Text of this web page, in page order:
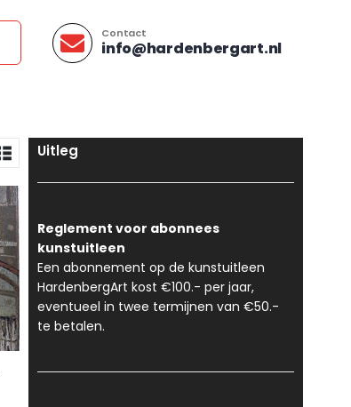
Contact
info@hardenbergart.nl
Uitleg
Reglement voor abonnees
kunstuitleen
Een abonnement op de kunstuitleen
HardenbergArt kost €100.- per jaar,
eventueel in twee termijnen van €50.-
te betalen.